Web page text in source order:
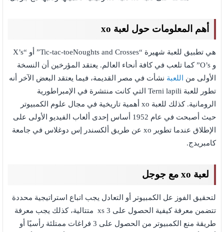
أهم المعلومات حول لعبة xo
هي تطبيق للعبة شهيرة “Tic-tac-toeNoughts and Crosses” أو “X’s
و O’s” كما تلعب في كافة أنحاء العالم. يعتقد المؤرخين أن النسخة
الأولى من
اللعبة نشأت في مصر القديمة، فيما يعتقد البعض الآخر أنه
تطور للعبة Terni lapili التي كانت منتشرة في الإمبراطورية
الرومانية. كذلك للعبة xo أهمية تاريخية في مجال علوم الكمبيوتر
حيث أصبحت في عام 1952 أساس إحدى ألعاب الفيديو الأولى على
الإطلاق عندما تطوير xo عن طريق ألكسندر إس دوغلاس في جامعة
كامبريدج.
لعبة xo مع جوجل
لتحقيق الفوز عل الكمبيوتر أو التعادل يجب اتباع استراتيجية محددة
تتضمن معرفة كيفية الحصول على 3 xs متتالية، كذلك يجب معرفة
طريقة منع الكمبيوتر من الحصول على 3 فراغات ممتلئة رأسيًا أو